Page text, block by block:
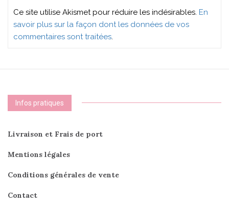
Ce site utilise Akismet pour réduire les indésirables. En
savoir plus sur la façon dont les données de vos
commentaires sont traitées.
Infos pratiques
Livraison et Frais de port
Mentions légales
Conditions générales de vente
Contact